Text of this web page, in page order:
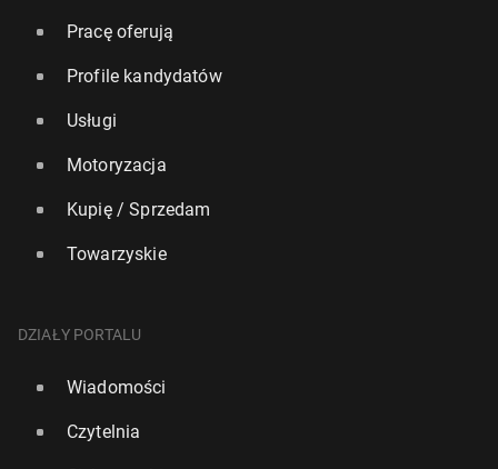
Pracę oferują
Profile kandydatów
Usługi
Motoryzacja
Kupię / Sprzedam
Towarzyskie
DZIAŁY PORTALU
Wiadomości
Czytelnia